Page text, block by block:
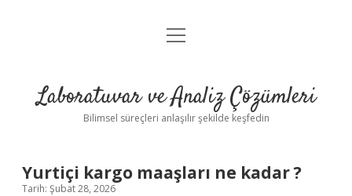
Anasayfa
Yasal Uyarı
menüyü
Laboratuvar ve Analiz Çözümleri
Bilimsel süreçleri anlaşılır şekilde keşfedin
Yurtiçi kargo maaşları ne kadar ?
Tarih: Şubat 28, 2026